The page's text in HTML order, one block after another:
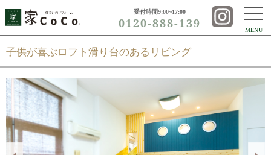
受付時間9:00~17:00
0120-888-139 MENU
子供が喜ぶロフト滑り台のあるリビング